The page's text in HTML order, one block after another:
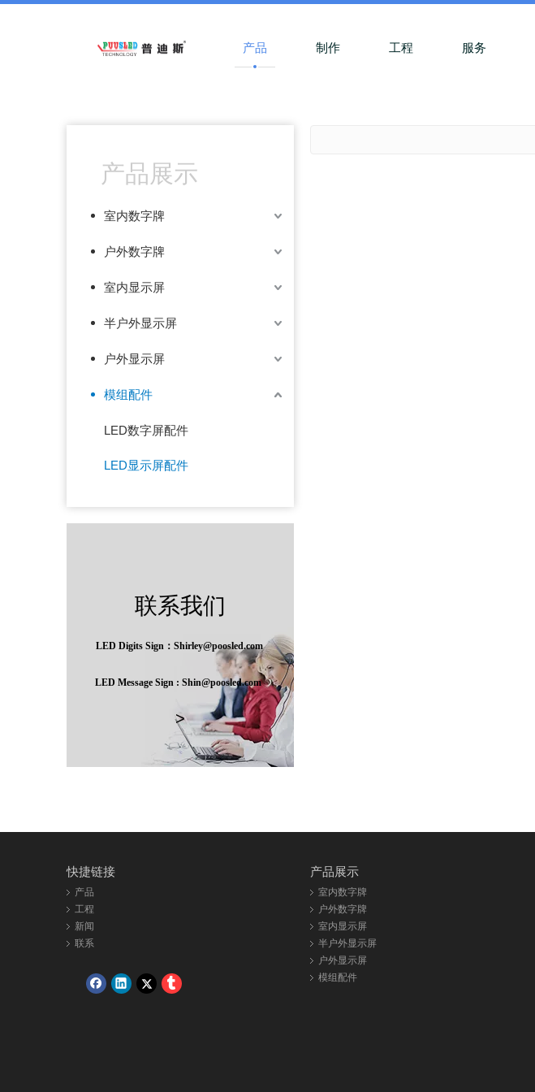
产品 制作 工程 服务
产品展示
室内数字牌
户外数字牌
室内显示屏
半户外显示屏
户外显示屏
模组配件
LED数字屏配件
LED显示屏配件
联系我们
LED Digits Sign：Shirley@poosled.com
LED Message Sign : Shin@poosled.com
>
快捷链接
产品
工程
新闻
联系
产品展示
室内数字牌
户外数字牌
室内显示屏
半户外显示屏
户外显示屏
模组配件